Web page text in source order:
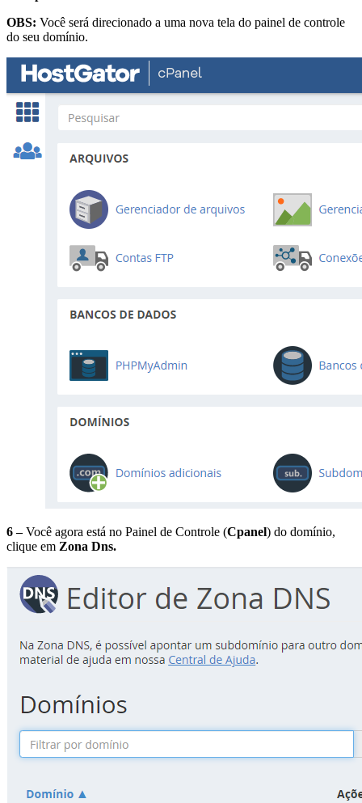
OBS: Você será direcionado a uma nova tela do painel de controle
do seu domínio.
6 –Você agora está no Painel de Controle (Cpanel) do domínio,
clique em Zona Dns.